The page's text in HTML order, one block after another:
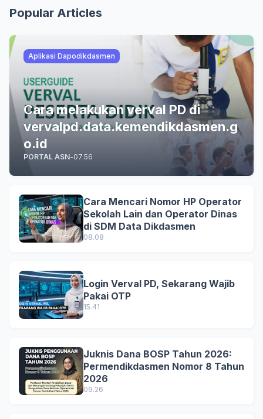
Popular Articles
Aplikasi Dapodikdasmen
Cara melakukan verval PD di
vervalpd.data.kemendikdasmen.g
o.id
PORTAL ASN-07.56
Cara Mencari Nomor HP Operator
Sekolah Lain dan Operator Dinas
di SDM Data Dikdasmen
08.08
Login Verval PD, Sekarang Wajib
Pakai OTP
15.41
Juknis Dana BOSP Tahun 2026:
Permendikdasmen Nomor 8 Tahun
2026
09.26